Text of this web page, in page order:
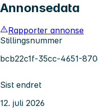
Annonsedata
Rapporter annonse
Stillingsnummer
bcb22c1f-35cc-4651-
Sist endret
12. juli 2026